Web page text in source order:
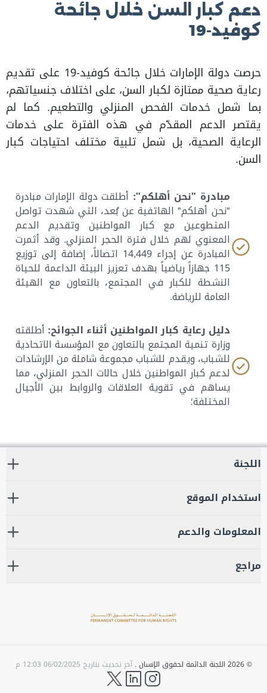
دعم كبار السن خلال جائحة
كوفيد-19
حرصت دولة الإمارات خلال جائحة كوفيد-19 على تقديم
رعاية صحية ممتازة لكبار السن، على اختلاف جنسياتهم،
بما شمل خدمات الفحص المنزلي والتطعيم. كما لم
يقتصر الدعم المقدّم في هذه الفترة على خدمات
الرعاية الصحية، بل شمل تلبية مختلف احتياجات كبار
السن.
مبادرة "نحن أهلكم": أطلقت دولة الإمارات مبادرة
"نحن أهلكم" الهاتفية عن بُعد، التي شهدت تواصل
المتطوعين مع كبار المواطنين وتقديم الدعم
المعنوي لهم خلال فترة الحجر المنزلي. وقد أثمرت
المبادرة عن إجراء 14,449 اتصالاً، إضافة إلى توزيع
115 جهازاً رياضياً بهدف تعزيز البيئة الداعمة للحياة
النشطة للكبار في المجتمع، بالتعاون مع الهيئة
العامة للرياضة.
دليل رعاية كبار المواطنين أثناء الجوائح: أطلقته
وزارة تنمية المجتمع بالتعاون مع المؤسسة الاتحادية
للشباب، ويقدم للشباب مجموعة شاملة من الإرشادات
لدعم كبار المواطنين خلال حالات الحجر المنزلي، مما
يساهم في تقوية العلاقات والروابط بين الأجيال
المختلفة؛
اللجنة
استخدام الموقع
المعلومات والدعم
مراجع
©
2026 اللجنة الدائمة لحقوق الإنسان .آخر تحديث بتاريخ 06/02/2025 12:03 م
instagram
LinkedIn
twitter